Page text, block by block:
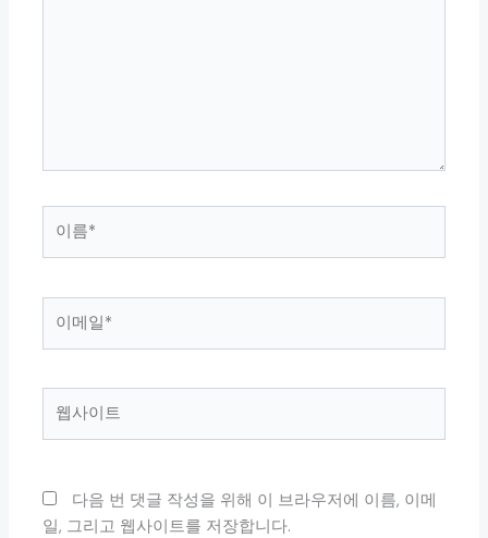
*
다음 번 댓글 작성을 위해 이 브라우저에 이름, 이메
일, 그리고 웹사이트를 저장합니다.